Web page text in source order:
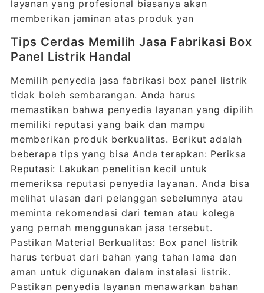
layanan yang profesional biasanya akan
memberikan jaminan atas produk yan
Tips Cerdas Memilih Jasa Fabrikasi Box
Panel Listrik Handal
Memilih penyedia jasa fabrikasi box panel listrik
tidak boleh sembarangan. Anda harus
memastikan bahwa penyedia layanan yang dipilih
memiliki reputasi yang baik dan mampu
memberikan produk berkualitas. Berikut adalah
beberapa tips yang bisa Anda terapkan: Periksa
Reputasi: Lakukan penelitian kecil untuk
memeriksa reputasi penyedia layanan. Anda bisa
melihat ulasan dari pelanggan sebelumnya atau
meminta rekomendasi dari teman atau kolega
yang pernah menggunakan jasa tersebut.
Pastikan Material Berkualitas: Box panel listrik
harus terbuat dari bahan yang tahan lama dan
aman untuk digunakan dalam instalasi listrik.
Pastikan penyedia layanan menawarkan bahan